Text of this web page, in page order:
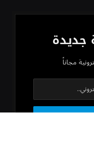
جديدة
مجاناً